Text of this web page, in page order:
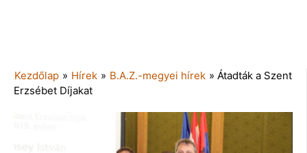
Kezdőlap » Hírek » B.A.Z.-megyei hírek » Átadták a Szent
Erzsébet Díjakat